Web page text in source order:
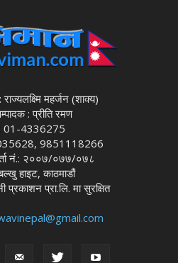
महर्जन (शाक्य)
: प्रीति रमण
: 01-4336275
9851118266
नं.: २००७/०७७/०७८
हाइट, काठमाडौं
प्रकाशन प्रा.लि. मा सुरक्षित